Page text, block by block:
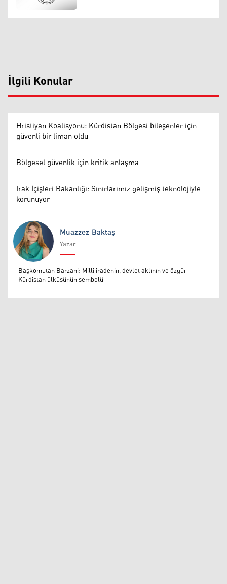
İlgili Konular
Hristiyan Koalisyonu: Kürdistan Bölgesi bileşenler için
güvenli bir liman oldu
Bölgesel güvenlik için kritik anlaşma
Irak İçişleri Bakanlığı: Sınırlarımız gelişmiş teknolojiyle
korunuyor
Muazzez Baktaş
Muazzez Baktaş
Yazar
Başkomutan Barzani: Milli iradenin, devlet aklının ve özgür
Kürdistan ülküsünün sembolü